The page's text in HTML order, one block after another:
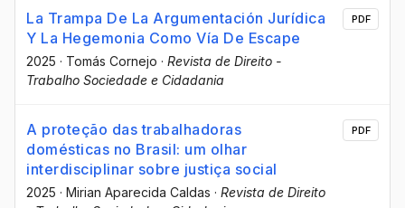
La Trampa De La Argumentación Jurídica
Y La Hegemonia Como Vía De Escape
2025 · Tomás Cornejo · Revista de Direito -
Trabalho Sociedade e Cidadania
PDF
A proteção das trabalhadoras
domésticas no Brasil: um olhar
interdisciplinar sobre justiça social
2025 · Mirian Aparecida Caldas · Revista de Direito
PDF